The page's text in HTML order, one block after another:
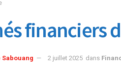
financiers
Sabouang 2 juillet 2025 dans